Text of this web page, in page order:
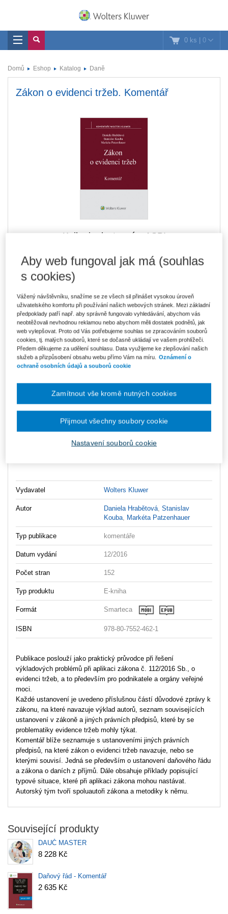
0 ks | 0
Domů Eshop Katalog Daně
Zákon o evidenci tržeb. Komentář
Kniha je dostupná v ASPI
E-kniha Smarteca + soubory ke stažení
V prodeji - ihned k dispozici
Co je Smarteca?
Kde najdu soubory e-knih?
Upozorňujeme, že v období od 1.8. do 21.8. z technických
důvodů nemůžeme vystavovat daňové doklady. Budou vám
zaslány dodatečně e-mailem.
Ceny jsou včetně DPH
recenze
Vydavatel Wolters Kluwer
Autor Daniela Hrabětová ,Stanislav
Kouba Markéta Patzenhauer
Typ publikace komentáře
Datum vydání 12/2016
Počet stran 152
Typ produktu E-kniha
Formát Smarteca
ISBN 978-80-7552-462-1
Publikace poslouží jako praktický průvodce při řešení
výkladových problémů při aplikaci zákona č. 112/2016 Sb., o
evidenci tržeb, a to především pro podnikatele a orgány veřejné
moci.
Každé ustanovení je uvedeno příslušnou částí důvodové zprávy k
zákonu, na které navazuje výklad autorů, seznam souvisejících
ustanovení v zákoně a jiných právních předpisů, které by se
problematiky evidence tržeb mohly týkat.
Komentář blíže seznamuje s ustanoveními jiných právních
předpisů, na které zákon o evidenci tržeb navazuje, nebo se
kterými souvisí. Jedná se především o ustanovení daňového řádu
a zákona o daních z příjmů. Dále obsahuje příklady popisující
typové situace, které při aplikaci zákona mohou nastávat.
Autorský tým tvoří spoluautoři zákona a metodiky k němu.
Související produkty
DAUČ MASTER
8 228 Kč
Daňový řád - Komentář
2 635 Kč
Aby web fungoval jak má (souhlas
s cookies)
Vážený návštěvníku, snažíme se ze všech sil přinášet vysokou úroveň
uživatelského komfortu při používání našich webových stránek. Mezi základní
předpoklady patří např. aby správně fungovalo vyhledávání, abychom vás
neobtěžovali nevhodnou reklamou nebo abychom měli dostatek podnětů, jak
web vylepšovat. Proto od Vás potřebujeme souhlas se zpracováním souborů
cookies, tj. malých souborů, které se dočasně ukládají ve vašem prohlížeči.
Předem děkujeme za udělení souhlasu. Data využijeme ke zlepšování našich
služeb a přizpůsobení obsahu webu přímo Vám na míru. Oznámení o
ochraně osobních údajů a souborů cookie
Nastavení souborů cookie
Zamítnout vše kromě nutných cookies
Přijmout všechny soubory cookie